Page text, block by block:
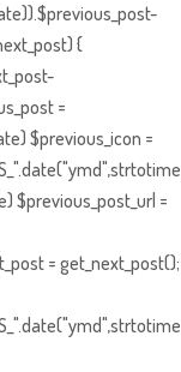
{
=
$previous_icon =
$previous_post_url =
= get_next_post();